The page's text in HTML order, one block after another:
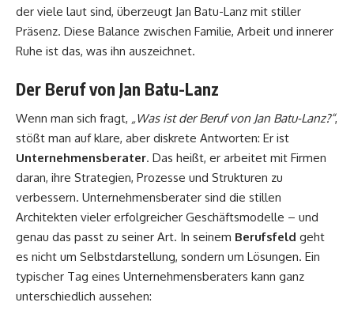
der viele laut sind, überzeugt Jan Batu-Lanz mit stiller
Präsenz. Diese Balance zwischen Familie, Arbeit und innerer
Ruhe ist das, was ihn auszeichnet.
Der Beruf von Jan Batu-Lanz
Wenn man sich fragt, „Was ist der Beruf von Jan Batu-Lanz?“,
stößt man auf klare, aber diskrete Antworten: Er ist
Unternehmensberater. Das heißt, er arbeitet mit Firmen
daran, ihre Strategien, Prozesse und Strukturen zu
verbessern. Unternehmensberater sind die stillen
Architekten vieler erfolgreicher Geschäftsmodelle – und
genau das passt zu seiner Art. In seinem Berufsfeld geht
es nicht um Selbstdarstellung, sondern um Lösungen. Ein
typischer Tag eines Unternehmensberaters kann ganz
unterschiedlich aussehen: